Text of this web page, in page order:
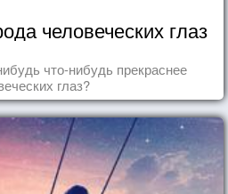
человеческих глаз
что-нибудь прекраснее
глаз?